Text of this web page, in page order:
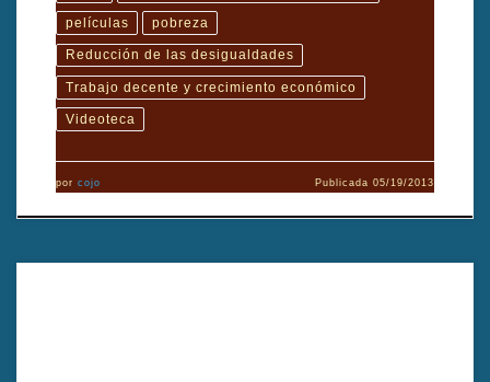
películas pobreza
Reducción de las desigualdades
Trabajo decente y crecimiento económico
Videoteca
por cojo Publicada05/19/2013